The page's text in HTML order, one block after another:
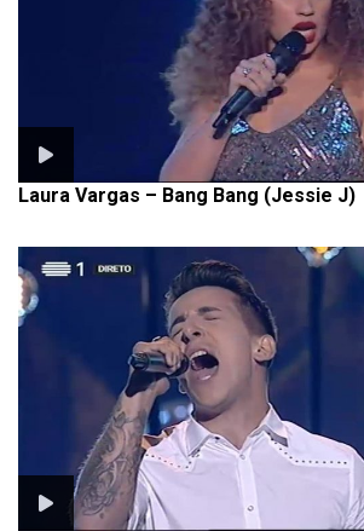
Laura Vargas – Bang Bang (Jessie J)